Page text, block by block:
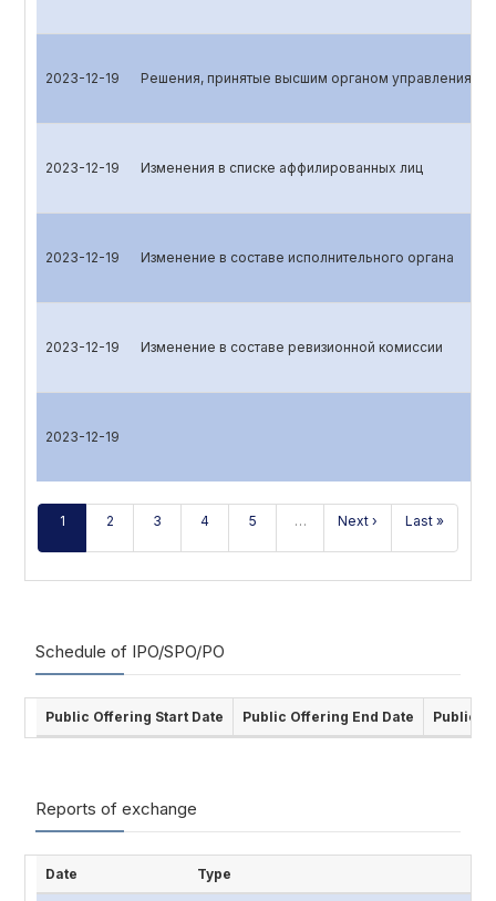
2023-12-19 Решения, принятые высшим органом управления
2023-12-19 Изменения в списке аффилированных лиц
2023-12-19 Изменение в составе исполнительного органа
2023-12-19 Изменение в составе ревизионной комиссии
2023-12-19
1 2 3 4 5 … Next › Last »
Schedule of IPO/SPO/PO
Public Offering Start Date Public Offering End Date Public
Reports of exchange
Date Type